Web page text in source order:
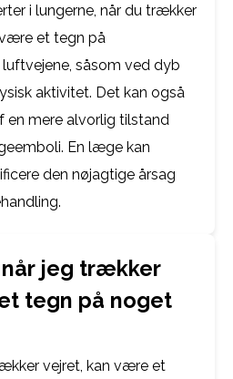
i lungerne, når du trækker
et tegn på
såsom ved dyb
aktivitet. Det kan også
en mere alvorlig tilstand
En læge kan
den nøjagtige årsag
når jeg trækker
tegn på noget
vejret, kan være et